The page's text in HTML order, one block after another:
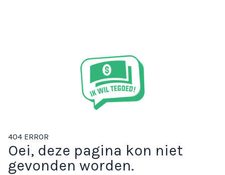
404 ERROR
Oei, deze pagina kon niet
gevonden worden.